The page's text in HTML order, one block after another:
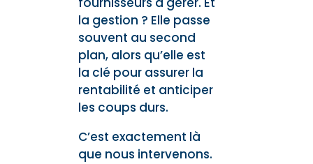
la gestion ? Elle passe
souvent au second
plan, alors qu’elle est
la clé pour assurer la
rentabilité et anticiper
les coups durs.
C’est exactement là
que nous intervenons.